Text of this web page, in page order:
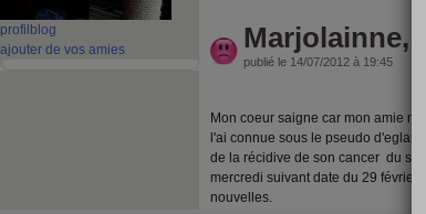
profil blog
ajouter de vos amies
Marjolainne,
publié le 14/07/2012 à 19:45
Mon coeur saigne car mon amie
l'ai connue sous le pseudo
de la récidive de son cancer du
mercredi suivant date du 29
nouvelles.